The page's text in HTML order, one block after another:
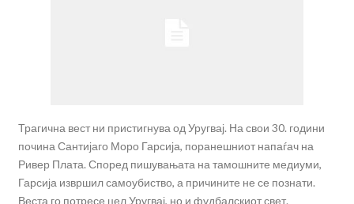
Трагична вест ни пристигнува од Уругвај. На свои 30. години
почина Сантијаго Моро Гарсија, поранешниот напаѓач на
Ривер Плата. Според пишувањата на тамошните медиуми,
Гарсија извршил самоубиство, а причините не се познати.
Веста го потресе цел Уругвај, но и фудбалскиот свет.